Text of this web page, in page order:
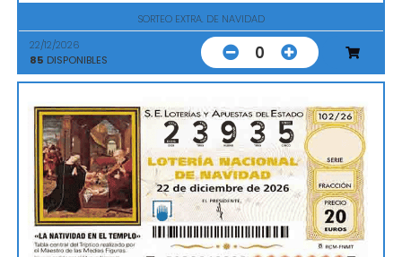
SORTEO EXTRA. DE NAVIDAD
22/12/2026
85 DISPONIBLES 0